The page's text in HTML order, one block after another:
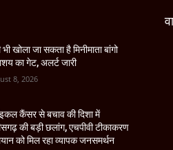
खोला जा सकता है मिनीमाता बांगो
का गेट, अलर्ट जारी
8, 2026
कैंसर से बचाव की दिशा में
की बड़ी छलांग, एचपीवी टीकाकरण
को मिल रहा व्यापक जनसमर्थन